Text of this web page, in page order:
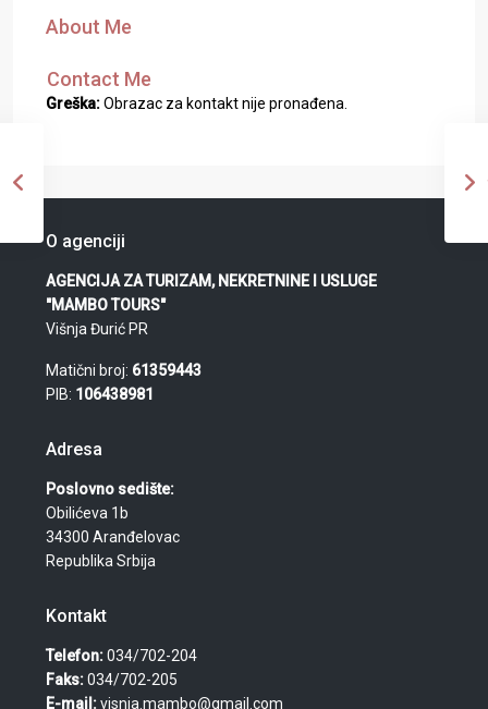
About Me
Contact Me
Greška:Obrazac za kontakt nije pronađena.
O agenciji
AGENCIJA ZA TURIZAM, NEKRETNINE I USLUGE
"MAMBO TOURS"
Višnja Đurić PR
Matični broj: 61359443
PIB: 106438981
Adresa
Poslovno sedište:
Obilićeva 1b
34300 Aranđelovac
Republika Srbija
Kontakt
Telefon:034/702-204
Faks:034/702-205
E-mail:visnja.mambo@gmail.com